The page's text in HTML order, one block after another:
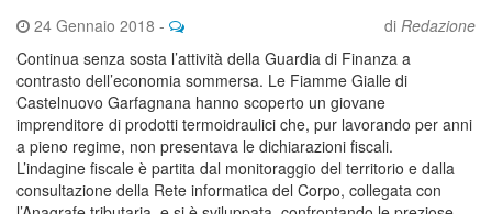
24 Gennaio 2018 - di Redazione
Continua senza sosta l’attività della Guardia di Finanza a
contrasto dell’economia sommersa. Le Fiamme Gialle di
Castelnuovo Garfagnana hanno scoperto un giovane
imprenditore di prodotti termoidraulici che, pur lavorando per anni
a pieno regime, non presentava le dichiarazioni fiscali.
L’indagine fiscale è partita dal monitoraggio del territorio e dalla
consultazione della Rete informatica del Corpo, collegata con